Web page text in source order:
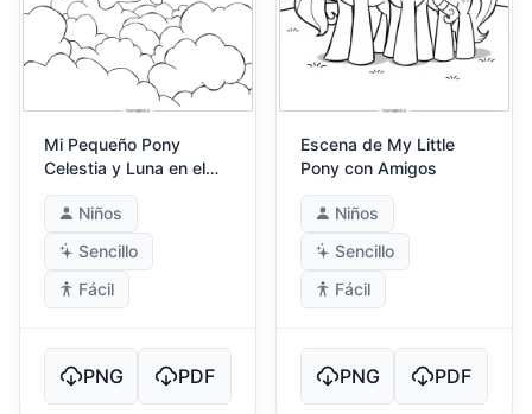
Mi Pequeño Pony
Celestia y Luna en el
Cielo
Niños
Sencillo
Fácil
PNG PDF
Escena de My Little
Pony con Amigos
Niños
Sencillo
Fácil
PNG PDF